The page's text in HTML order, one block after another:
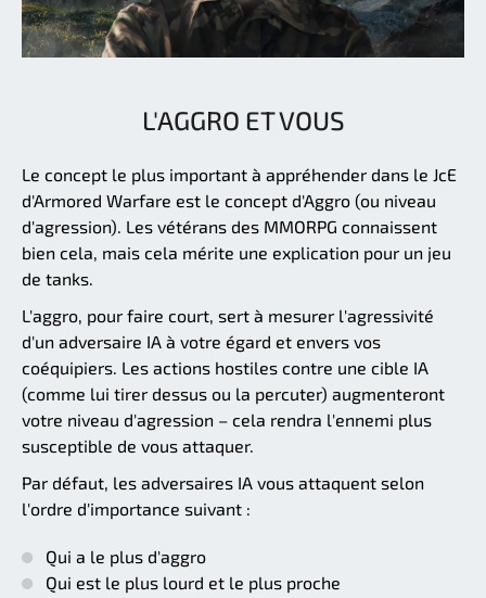
L'AGGRO ET VOUS
Le concept le plus important à appréhender dans le JcE
d'Armored Warfare est le concept d'Aggro (ou niveau
d'agression). Les vétérans des MMORPG connaissent
bien cela, mais cela mérite une explication pour un jeu
de tanks.
L'aggro, pour faire court, sert à mesurer l'agressivité
d'un adversaire IA à votre égard et envers vos
coéquipiers. Les actions hostiles contre une cible IA
(comme lui tirer dessus ou la percuter) augmenteront
votre niveau d'agression – cela rendra l'ennemi plus
susceptible de vous attaquer.
Par défaut, les adversaires IA vous attaquent selon
l'ordre d'importance suivant :
Qui a le plus d'aggro
Qui est le plus lourd et le plus proche